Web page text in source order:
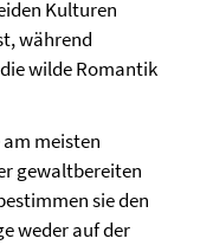
Kulturen
während
wilde Romantik
am meisten
gewaltbereiten
sie den
weder auf der